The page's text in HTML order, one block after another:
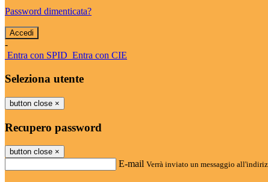
Password dimenticata?
-
Entra con SPID Entra con CIE
Seleziona utente
button close ×
Recupero password
button close ×
E-mail Verrà inviato un messaggio